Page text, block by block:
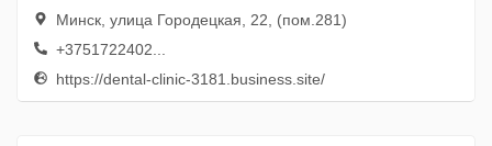
Минск, улица Городецкая, 22, (пом.281)
+3751722402...
https://dental-clinic-3181.business.site/